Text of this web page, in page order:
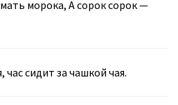
морока, А сорок сорок —
час сидит за чашкой чая.